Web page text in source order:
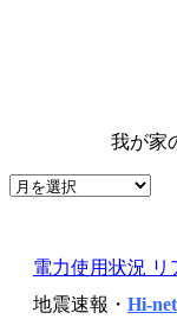
我が家
電力使用状況 リ
地震速報・ Hi-net